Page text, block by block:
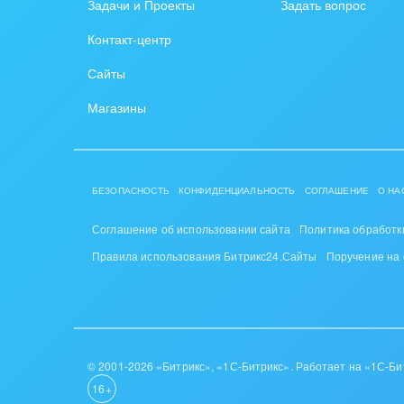
Задачи и Проекты
Контакт-центр
Сайты
Магазины
Задать вопрос
БЕЗОПАСНОСТЬ КОНФИДЕНЦИАЛЬНОСТЬ СОГЛАШЕНИЕ О
Соглашение об использовании сайта
Политика
Правила использования Битрикс24.Сайты
Поручение на
© 2001-2026 «Битрикс», «1С-Битрикс». Работает на «1С-
16+